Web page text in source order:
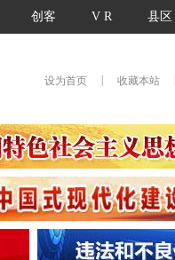
创客 V R 县区
设为首页 收藏本站